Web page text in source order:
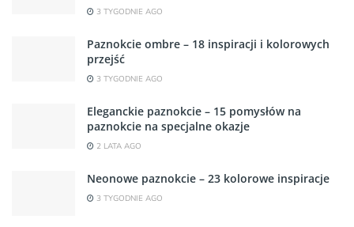
3 TYGODNIE AGO
Paznokcie ombre – 18 inspiracji i kolorowych
przejść
3 TYGODNIE AGO
Eleganckie paznokcie – 15 pomysłów na
paznokcie na specjalne okazje
2 LATA AGO
Neonowe paznokcie – 23 kolorowe inspiracje
3 TYGODNIE AGO